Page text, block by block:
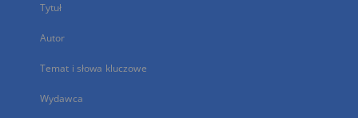
Tytuł
Autor
Temat i słowa kluczowe
Wydawca